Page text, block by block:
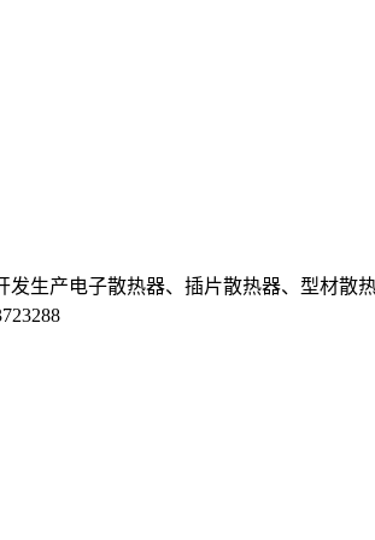
发生产电子散热器、插片散热器、型材散